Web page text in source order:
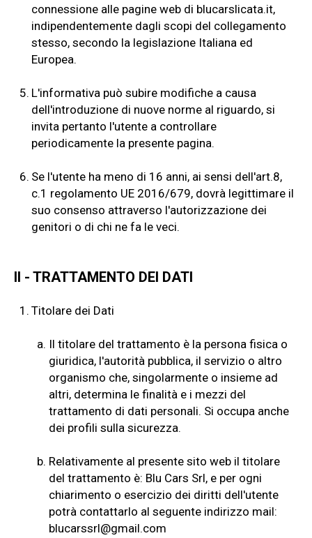
connessione alle pagine web di blucarslicata.it,
indipendentemente dagli scopi del collegamento
stesso, secondo la legislazione Italiana ed
Europea.
5. L'informativa può subire modifiche a causa
dell'introduzione di nuove norme al riguardo, si
invita pertanto l'utente a controllare
periodicamente la presente pagina.
6. Se l'utente ha meno di 16 anni, ai sensi dell'art.8,
c.1 regolamento UE 2016/679, dovrà legittimare il
suo consenso attraverso l'autorizzazione dei
genitori o di chi ne fa le veci.
II - TRATTAMENTO DEI DATI
1. Titolare dei Dati
a. Il titolare del trattamento è la persona fisica o
giuridica, l'autorità pubblica, il servizio o altro
organismo che, singolarmente o insieme ad
altri, determina le finalità e i mezzi del
trattamento di dati personali. Si occupa anche
dei profili sulla sicurezza.
b. Relativamente al presente sito web il titolare
del trattamento è: Blu Cars Srl, e per ogni
chiarimento o esercizio dei diritti dell'utente
potrà contattarlo al seguente indirizzo mail:
blucarssrl@gmail.com